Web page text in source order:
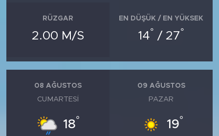
RÜZGAR
2.00 M/S
EN DÜŞÜK / EN YÜKSEK
14° / 27°
08 AĞUSTOS
CUMARTESI
18°
09 AĞUSTOS
PAZAR
19°